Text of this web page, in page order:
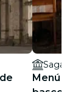
Sagardi
Menú